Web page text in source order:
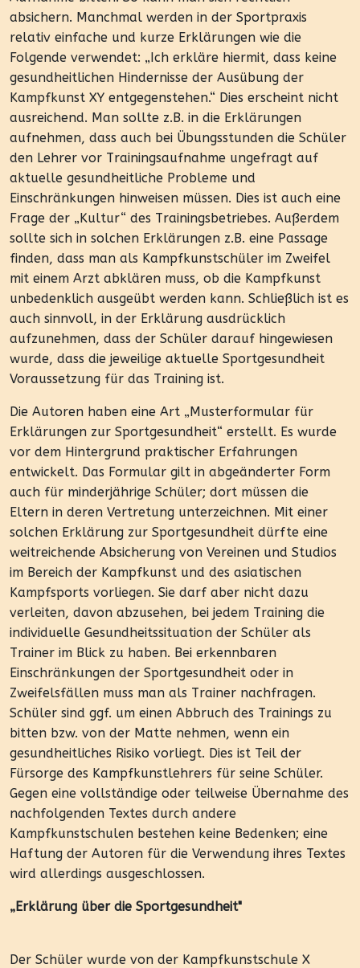
absichern. Manchmal werden in der Sportpraxis
relativ einfache und kurze Erklärungen wie die
Folgende verwendet: „Ich erkläre hiermit, dass keine
gesundheitlichen Hindernisse der Ausübung der
Kampfkunst XY entgegenstehen.“ Dies erscheint nicht
ausreichend. Man sollte z.B. in die Erklärungen
aufnehmen, dass auch bei Übungsstunden die Schüler
den Lehrer vor Trainingsaufnahme ungefragt auf
aktuelle gesundheitliche Probleme und
Einschränkungen hinweisen müssen. Dies ist auch eine
Frage der „Kultur“ des Trainingsbetriebes. Außerdem
sollte sich in solchen Erklärungen z.B. eine Passage
finden, dass man als Kampfkunstschüler im Zweifel
mit einem Arzt abklären muss, ob die Kampfkunst
unbedenklich ausgeübt werden kann. Schließlich ist es
auch sinnvoll, in der Erklärung ausdrücklich
aufzunehmen, dass der Schüler darauf hingewiesen
wurde, dass die jeweilige aktuelle Sportgesundheit
Voraussetzung für das Training ist.
Die Autoren haben eine Art „Musterformular für
Erklärungen zur Sportgesundheit“ erstellt. Es wurde
vor dem Hintergrund praktischer Erfahrungen
entwickelt. Das Formular gilt in abgeänderter Form
auch für minderjährige Schüler; dort müssen die
Eltern in deren Vertretung unterzeichnen. Mit einer
solchen Erklärung zur Sportgesundheit dürfte eine
weitreichende Absicherung von Vereinen und Studios
im Bereich der Kampfkunst und des asiatischen
Kampfsports vorliegen. Sie darf aber nicht dazu
verleiten, davon abzusehen, bei jedem Training die
individuelle Gesundheitssituation der Schüler als
Trainer im Blick zu haben. Bei erkennbaren
Einschränkungen der Sportgesundheit oder in
Zweifelsfällen muss man als Trainer nachfragen.
Schüler sind ggf. um einen Abbruch des Trainings zu
bitten bzw. von der Matte nehmen, wenn ein
gesundheitliches Risiko vorliegt. Dies ist Teil der
Fürsorge des Kampfkunstlehrers für seine Schüler.
Gegen eine vollständige oder teilweise Übernahme des
nachfolgenden Textes durch andere
Kampfkunstschulen bestehen keine Bedenken; eine
Haftung der Autoren für die Verwendung ihres Textes
wird allerdings ausgeschlossen.
„Erklärung über die Sportgesundheit"
Der Schüler wurde von der Kampfkunstschule X